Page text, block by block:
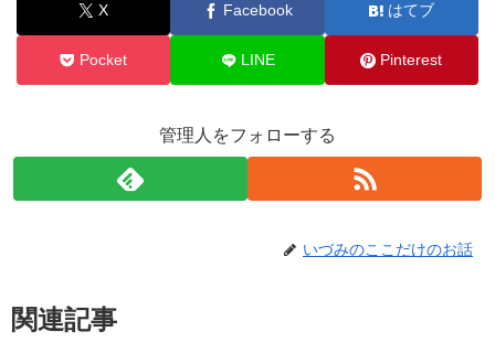
X Facebook はてブ
Pocket LINE Pinterest
管理人をフォローする
いづみのここだけのお話
関連記事